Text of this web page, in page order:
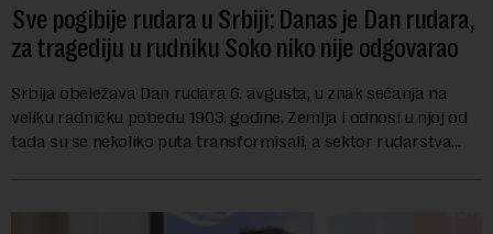
Sve pogibije rudara u Srbiji: Danas je Dan rudara,
za tragediju u rudniku Soko niko nije odgovarao
Srbija obeležava Dan rudara 6. avgusta, u znak sećanja na
veliku radničku pobedu 1903. godine. Zemlja i odnosi u njoj od
tada su se nekoliko puta transformisali, a sektor rudarstva